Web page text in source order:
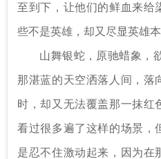
至到下，让他们的鲜血来给
些不是英雄，却又尽显英雄本
山舞银蛇，原驰蜡象，
那湛蓝的天空洒落人间，落
时，却又无法覆盖那一抹红
看过很多遍了这样的场景，
是忍不住激动起来，因为在